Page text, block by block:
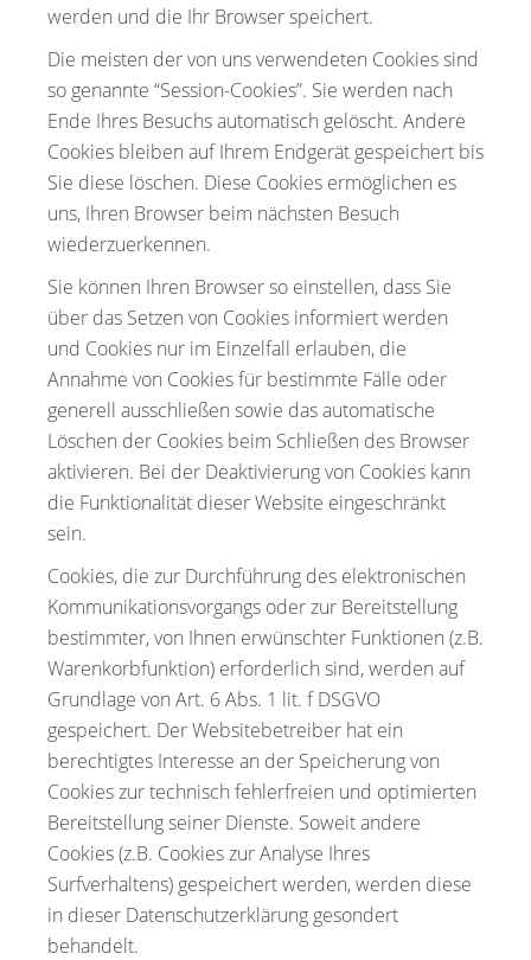
werden und die Ihr Browser speichert.
Die meisten der von uns verwendeten Cookies sind
so genannte “Session-Cookies”. Sie werden nach
Ende Ihres Besuchs automatisch gelöscht. Andere
Cookies bleiben auf Ihrem Endgerät gespeichert bis
Sie diese löschen. Diese Cookies ermöglichen es
uns, Ihren Browser beim nächsten Besuch
wiederzuerkennen.
Sie können Ihren Browser so einstellen, dass Sie
über das Setzen von Cookies informiert werden
und Cookies nur im Einzelfall erlauben, die
Annahme von Cookies für bestimmte Fälle oder
generell ausschließen sowie das automatische
Löschen der Cookies beim Schließen des Browser
aktivieren. Bei der Deaktivierung von Cookies kann
die Funktionalität dieser Website eingeschränkt
sein.
Cookies, die zur Durchführung des elektronischen
Kommunikationsvorgangs oder zur Bereitstellung
bestimmter, von Ihnen erwünschter Funktionen (z.B.
Warenkorbfunktion) erforderlich sind, werden auf
Grundlage von Art. 6 Abs. 1 lit. f DSGVO
gespeichert. Der Websitebetreiber hat ein
berechtigtes Interesse an der Speicherung von
Cookies zur technisch fehlerfreien und optimierten
Bereitstellung seiner Dienste. Soweit andere
Cookies (z.B. Cookies zur Analyse Ihres
Surfverhaltens) gespeichert werden, werden diese
in dieser Datenschutzerklärung gesondert
behandelt.